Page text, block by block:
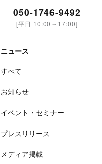
050-1746-9492
[平日 10:00～17:00]
ニュース
すべて
お知らせ
イベント・セミナー
プレスリリース
メディア掲載